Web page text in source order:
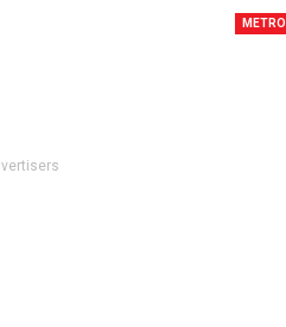
METRO